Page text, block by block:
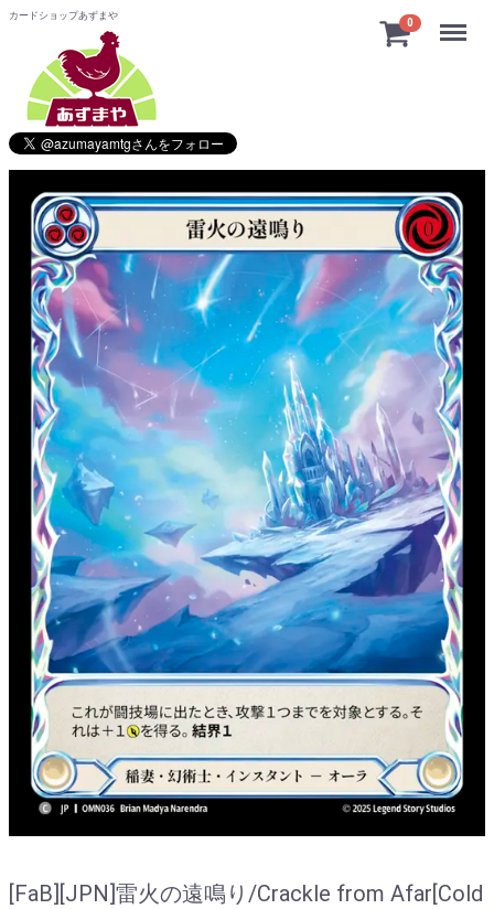
カードショップあずまや
0 Menu
[FaB][JPN]雷火の遠鳴り/Crackle from Afar[Cold